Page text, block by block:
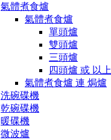
氣體煮食爐
氣體煮食爐
單頭爐
雙頭爐
三頭爐
四頭爐 或 以上
氣體煮食爐 連 焗爐
洗碗碟機
乾碗碟機
暖碟機
微波爐